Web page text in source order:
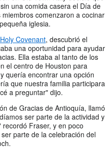
una comida casera el Día de
comenzaron a cocinar
iglesia.
Covenant, descubrió el
una oportunidad para ayudar
Ella estaba al tanto de los
el centro de Houston para
quería encontrar una opción
que nuestra familia participara
a preguntar" dijo.
de Gracias de Antioquía, llamó
ser parte de la actividad y
Fraser, y en poco
parte de la celebración del